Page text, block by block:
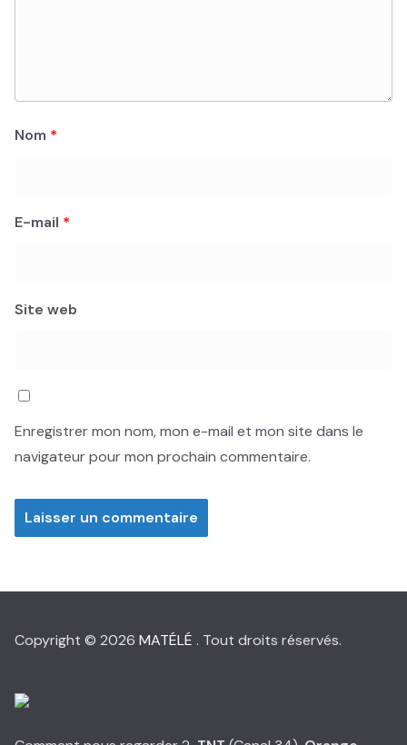
Nom *
E-mail *
Site web
Enregistrer mon nom, mon e-mail et mon site dans le
navigateur pour mon prochain commentaire.
Copyright © 2026 MATÉLÉ . Tout droits réservés.